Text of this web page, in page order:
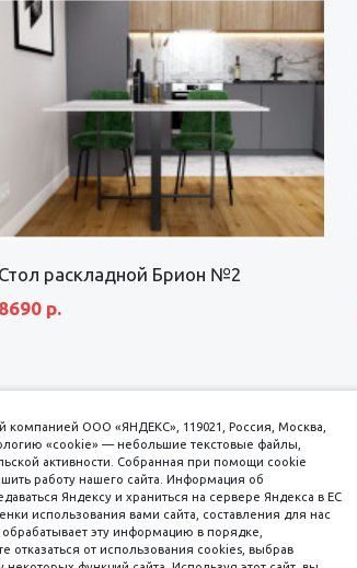
Стол раскладной Брион №2
8690 р.
пл. Соляная, 6, стр. 16
8 (3822) 60-70-30
компанией ООО «ЯНДЕКС», 119021, Россия, Москва,
«cookie» — небольшие текстовые файлы,
активности. Собранная при помощи cookie
работу нашего сайта. Информация об
Яндексу и храниться на сервере Яндекса в ЕС
использования вами сайта, составления для нас
эту информацию в порядке,
от использования cookies, выбрав